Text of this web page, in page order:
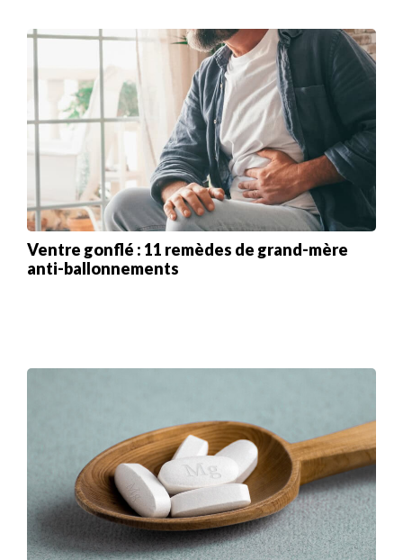
Ventre gonflé : 11 remèdes de grand-mère
anti-ballonnements